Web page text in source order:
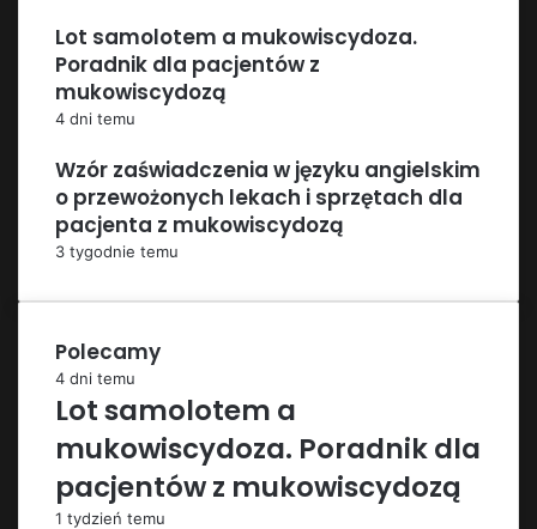
Lot samolotem a mukowiscydoza.
Poradnik dla pacjentów z
mukowiscydozą
4 dni temu
Wzór zaświadczenia w języku angielskim
o przewożonych lekach i sprzętach dla
pacjenta z mukowiscydozą
3 tygodnie temu
Polecamy
4 dni temu
Lot samolotem a
mukowiscydoza. Poradnik dla
pacjentów z mukowiscydozą
1 tydzień temu